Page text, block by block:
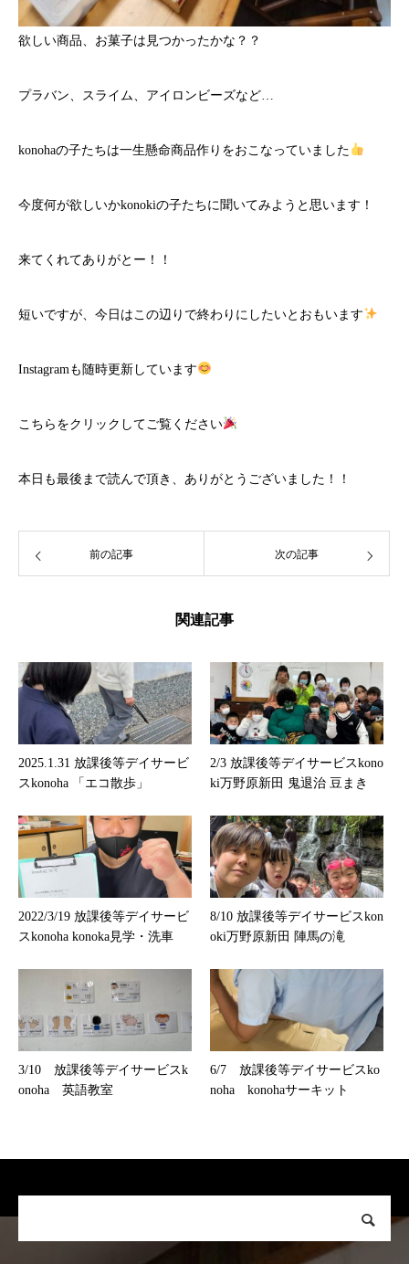
欲しい商品、お菓子は見つかったかな？？
プラバン、スライム、アイロンビーズなど…
konohaの子たちは一生懸命商品作りをおこなっていました
今度何が欲しいかkonokiの子たちに聞いてみようと思います！
来てくれてありがとー！！
短いですが、今日はこの辺りで終わりにしたいとおもいます
Instagramも随時更新しています
こちら をクリックしてご覧ください
本日も最後まで読んで頂き、ありがとうございました！！
前の記事 次の記事
関連記事
2025.1.31 放課後等デイサービ
スkonoha 「エコ散歩」
2/3 放課後等デイサービスkono
ki万野原新田 鬼退治 豆まき
2022/3/19 放課後等デイサービ
スkonoha konoka見学・洗車
8/10 放課後等デイサービスkon
oki万野原新田 陣馬の滝
3/10 放課後等デイサービスk
onoha 英語教室
6/7 放課後等デイサービスko
noha konohaサーキット